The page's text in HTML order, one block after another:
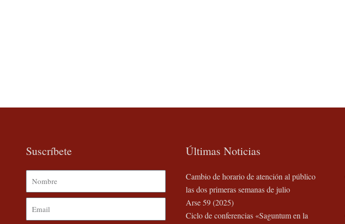
Suscríbete Últimas Noticias
Cambio de horario de atención al público
las dos primeras semanas de julio
Arse 59 (2025)
Ciclo de conferencias «Saguntum en la